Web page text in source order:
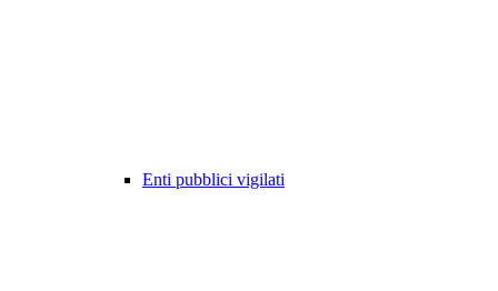
Enti pubblici vigilati